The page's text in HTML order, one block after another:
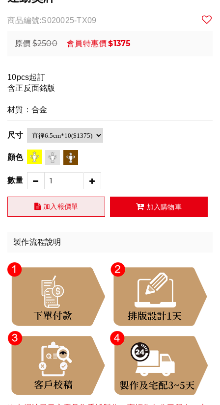
商品編號:S020025-TX09
原價 $2500 會員特惠價$1375
10pcs起訂
含正反面銘版
材質：合金
尺寸
顏色
數量
加入報價單 加入購物車
製作流程說明